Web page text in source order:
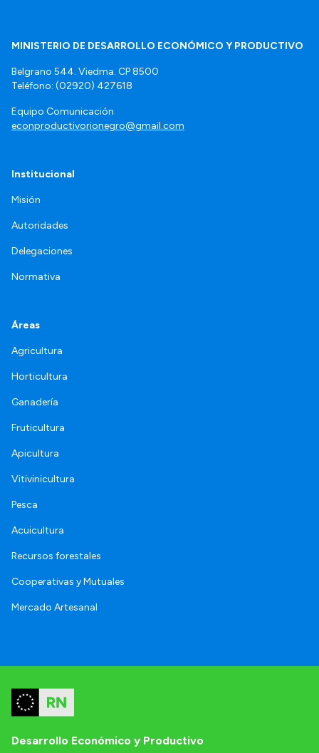
MINISTERIO DE DESARROLLO ECONÓMICO Y PRODUCTIVO
Belgrano 544. Viedma. CP 8500
Teléfono: (02920) 427618
Equipo Comunicación
econproductivorionegro@gmail.com
Institucional
Misión
Autoridades
Delegaciones
Normativa
Áreas
Agricultura
Horticultura
Ganadería
Fruticultura
Apicultura
Vitivinicultura
Pesca
Acuicultura
Recursos forestales
Cooperativas y Mutuales
Mercado Artesanal
Desarrollo Económico y Productivo